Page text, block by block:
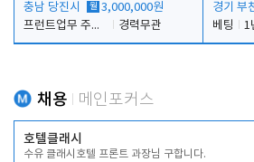
충남 당진시 월 3,000,000원
프런트업무 주간, 야간
경력무관
경기 부
베팅
1
채용 메인포커스
호텔클래시
수유 클래시호텔 프론트 과장님 구합니다.